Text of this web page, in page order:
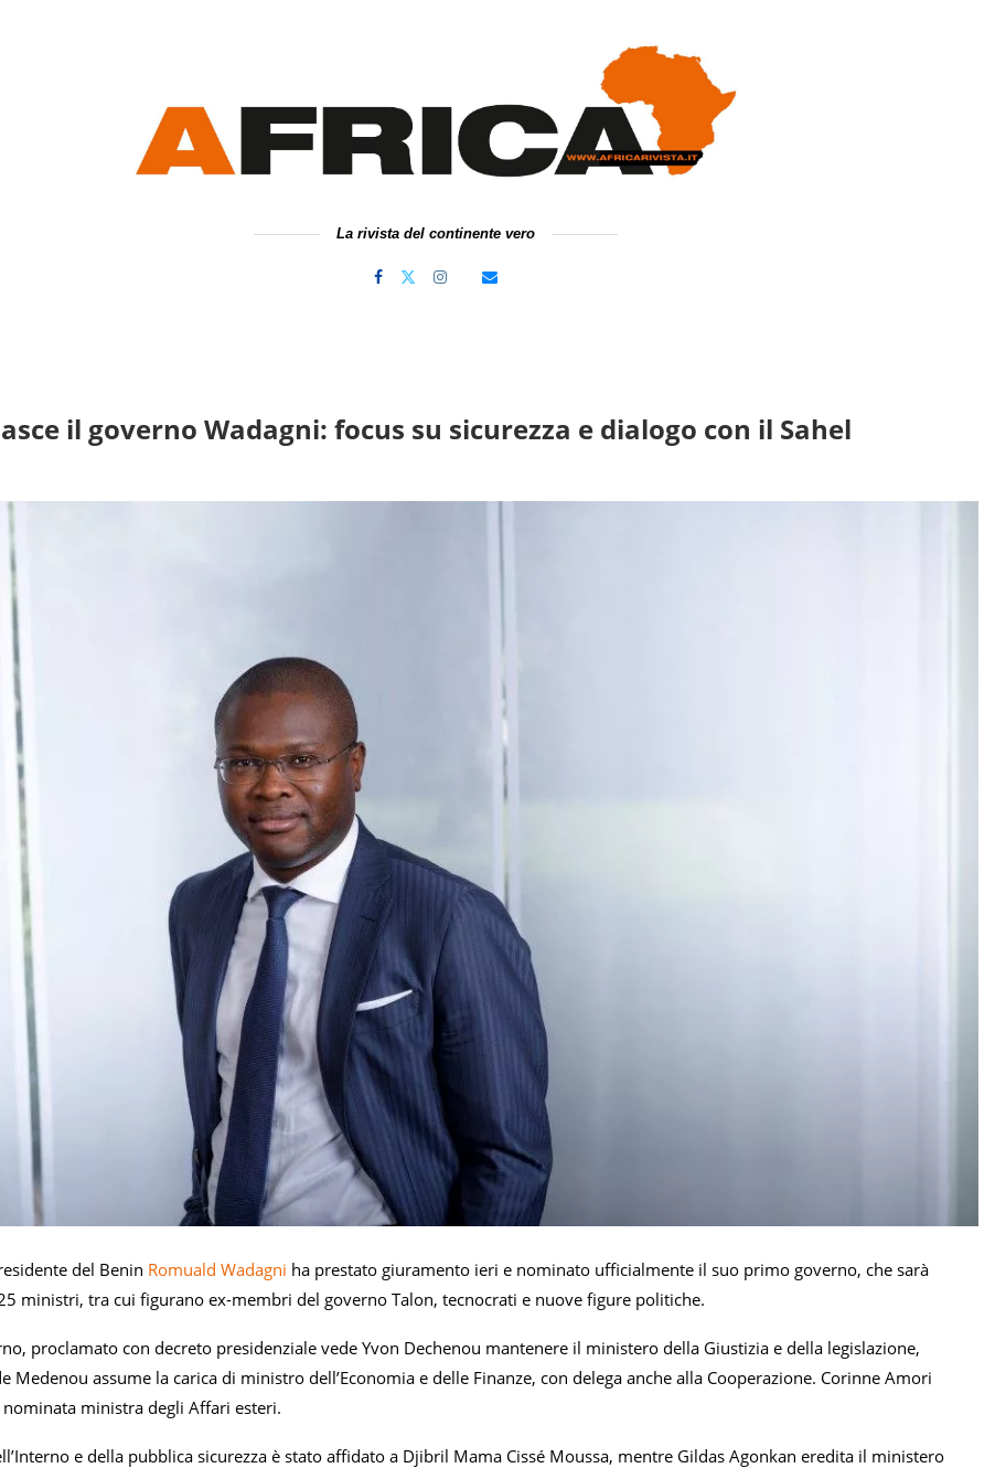
La rivista del continente vero
il governo Wadagni: focus su sicurezza e dialogo con il Sahel
del Benin Romuald Wadagni ha prestato giuramento ieri e nominato ufficialmente il suo primo governo, che sarà
ministri, tra cui figurano ex-membri del governo Talon, tecnocrati e nuove figure politiche.
proclamato con decreto presidenziale vede Yvon Dechenou mantenere il ministero della Giustizia e della legislazione,
Medenou assume la carica di ministro dell’Economia e delle Finanze, con delega anche alla Cooperazione. Corinne Amori
nominata ministra degli Affari esteri.
e della pubblica sicurezza è stato affidato a Djibril Mama Cissé Moussa, mentre Gildas Agonkan eredita il ministero